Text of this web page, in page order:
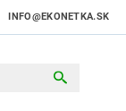
INFO@EKONETKA.SK